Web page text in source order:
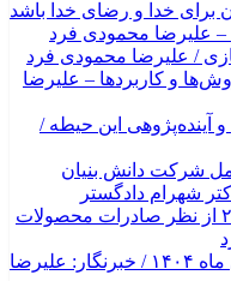
برای خدا و رضای خدا باشد
علیرضا محمودی فرد
/ علیرضا محمودی فرد
و کاربردها – علیرضا
و آینده‌پژوهی این حیطه /
شرکت دانش بنیان
شهرام دادگستر
بررسی ۱۰ کشور برتر سال ۲۰۲۴ از نظر صادرات محصولات
قیمت زنده طلا در ۳۱م فروردین ماه ۱۴۰۴ / خبرنگار: علیرضا